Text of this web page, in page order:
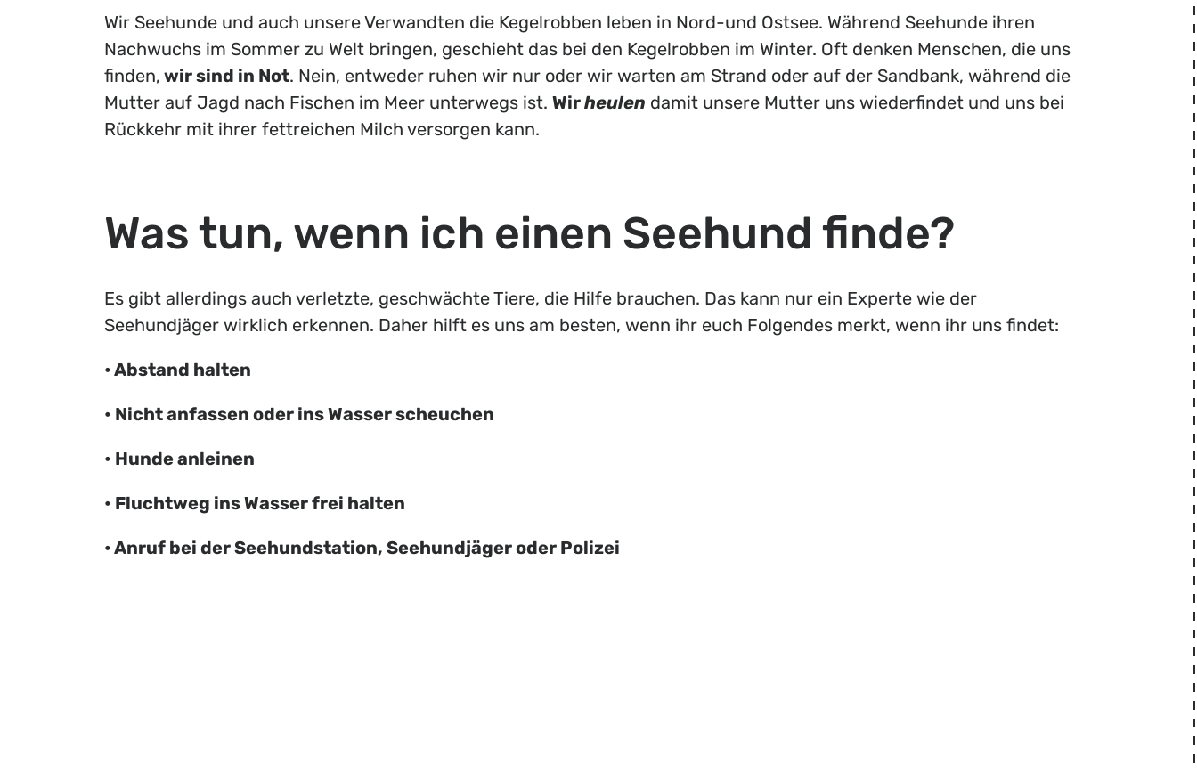
Wir Seehunde und auch unsere Verwandten die Kegelrobben leben in Nord-und Ostsee. Während Seehunde ihren
Nachwuchs im Sommer zu Welt bringen, geschieht das bei den Kegelrobben im Winter. Oft denken Menschen, die uns
finden, wir sind in Not. Nein, entweder ruhen wir nur oder wir warten am Strand oder auf der Sandbank, während die
Mutter auf Jagd nach Fischen im Meer unterwegs ist. Wirheulen damit unsere Mutter uns wiederfindet und uns bei
Rückkehr mit ihrer fettreichen Milch versorgen kann.
Was tun, wenn ich einen Seehund finde?
Es gibt allerdings auch verletzte, geschwächte Tiere, die Hilfe brauchen. Das kann nur ein Experte wie der
Seehundjäger wirklich erkennen. Daher hilft es uns am besten, wenn ihr euch Folgendes merkt, wenn ihr uns findet:
• Abstand halten
• Nicht anfassen oder ins Wasser scheuchen
• Hunde anleinen
• Fluchtweg ins Wasser frei halten
• Anruf bei der Seehundstation, Seehundjäger oder Polizei